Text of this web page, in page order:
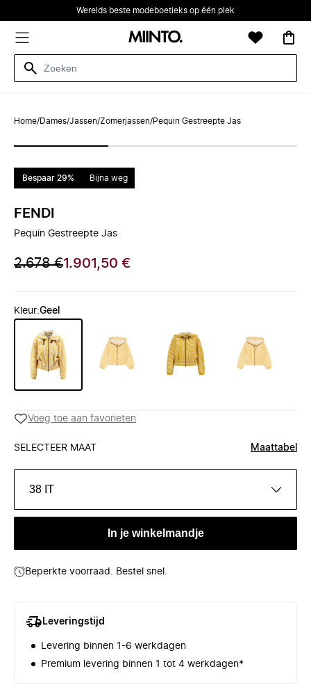
Werelds beste modeboetieks op één plek
Home/Dames/Jassen/Zomerjassen/Pequin Gestreepte Jas
Bespaar 29% Bijna weg
FENDI
Pequin Gestreepte Jas
2.678 €1.901,50 €
Kleur:Geel
Voeg toe aan favorieten
SELECTEER MAAT Maattabel
38 IT
In je winkelmandje
Beperkte voorraad. Bestel snel.
Leveringstijd
Levering binnen 1-6 werkdagen
Premium levering binnen 1 tot 4 werkdagen*